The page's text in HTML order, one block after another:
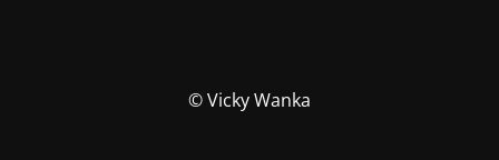
© Vicky Wanka